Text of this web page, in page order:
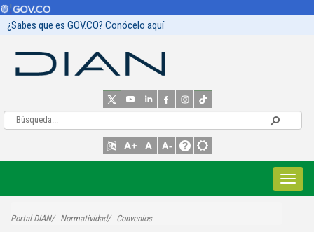
¿Sabes que es GOV.CO? Conócelo aquí
Portal DIAN Normatividad Convenios